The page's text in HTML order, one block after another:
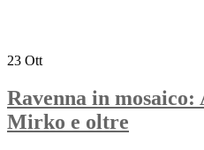
23 Ott
Ravenna in mosaico:
Mirko e oltre